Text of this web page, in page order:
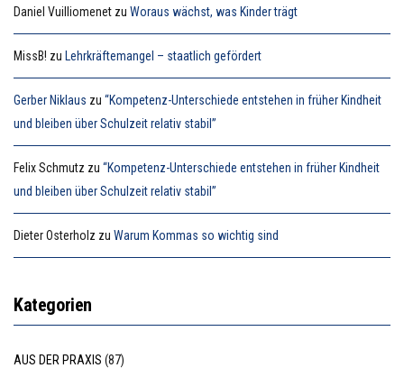
Daniel Vuilliomenet zu Woraus wächst, was Kinder trägt
MissB! zu Lehrkräftemangel – staatlich gefördert
Gerber Niklaus zu “Kompetenz-Unterschiede entstehen in früher Kindheit
und bleiben über Schulzeit relativ stabil”
Felix Schmutz zu “Kompetenz-Unterschiede entstehen in früher Kindheit
und bleiben über Schulzeit relativ stabil”
Dieter Osterholz zu Warum Kommas so wichtig sind
Kategorien
AUS DER PRAXIS (87)